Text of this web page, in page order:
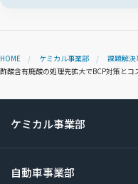
HOME ケミカル事業部 課題解決
酢酸含有廃酸の処理先拡大でBCP対策とコ
ケミカル事業部
自動車事業部